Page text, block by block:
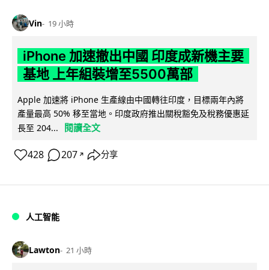
Vin 19 小時
iPhone 加速撤出中國 印度成新機主要
基地 上年組裝增至5500萬部
Apple 加速將 iPhone 生產線由中國轉往印度，目標兩年內將
產量最高 50% 移至當地。印度政府推出關稅豁免及稅務優惠延
長至 204...
閱讀全文
428 207 ↗ 分享
人工智能
Lawton 21 小時